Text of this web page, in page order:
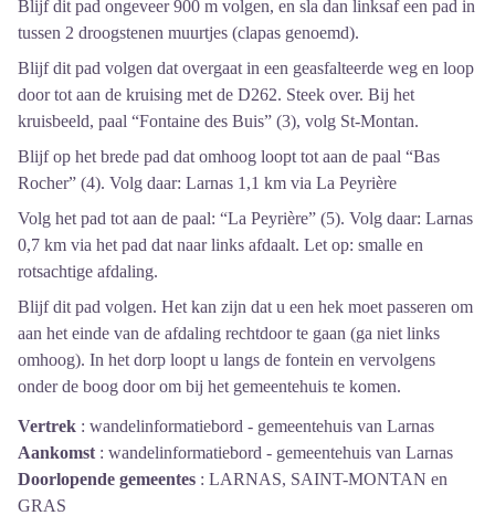
Blijf dit pad ongeveer 900 m volgen, en sla dan linksaf een pad in
tussen 2 droogstenen muurtjes (clapas genoemd).
Blijf dit pad volgen dat overgaat in een geasfalteerde weg en loop
door tot aan de kruising met de D262. Steek over. Bij het
kruisbeeld, paal “Fontaine des Buis” (3), volg St-Montan.
Blijf op het brede pad dat omhoog loopt tot aan de paal “Bas
Rocher” (4). Volg daar: Larnas 1,1 km via La Peyrière
Volg het pad tot aan de paal: “La Peyrière” (5). Volg daar: Larnas
0,7 km via het pad dat naar links afdaalt. Let op: smalle en
rotsachtige afdaling.
Blijf dit pad volgen. Het kan zijn dat u een hek moet passeren om
aan het einde van de afdaling rechtdoor te gaan (ga niet links
omhoog). In het dorp loopt u langs de fontein en vervolgens
onder de boog door om bij het gemeentehuis te komen.
Vertrek : wandelinformatiebord - gemeentehuis van Larnas
Aankomst : wandelinformatiebord - gemeentehuis van Larnas
Doorlopende gemeentes : LARNAS, SAINT-MONTAN en
GRAS